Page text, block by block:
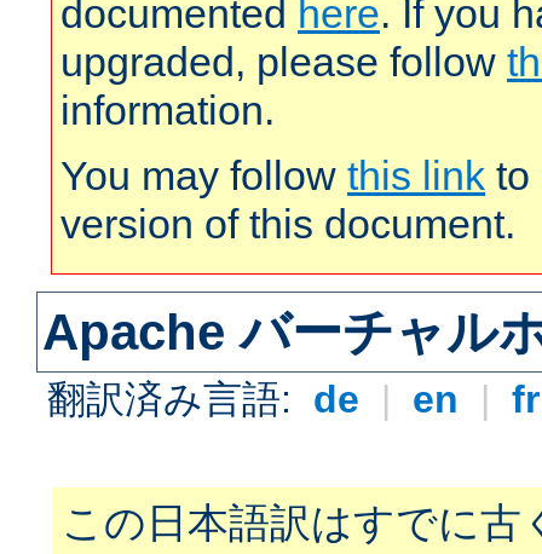
documented here. If you
upgraded, please follow
information.
You may follow this link to
version of this document.
Apache バーチャル
翻訳済み言語: de | en |
この日本語訳はすでに古